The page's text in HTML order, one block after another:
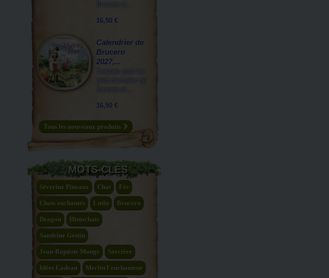
Brucero et...
16,50 €
Calendrier de
Brucero
2027,...
Craquez pour Le
petit chevalier de
Brucero et...
16,50 €
Tous les nouveaux produits
MOTS-CLÉS
Séverine Pineaux Chat Fée
Chats enchantés Lutin Brucero
Dragon Histochats
Sandrine Gestin
Jean-Baptiste Monge Sorcière
Idées Cadeau Merlin l'enchanteur